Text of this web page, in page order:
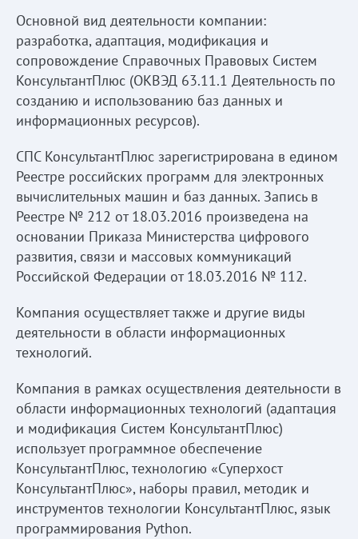
Основной вид деятельности компании:
разработка, адаптация, модификация и
сопровождение Справочных Правовых Систем
КонсультантПлюс (ОКВЭД 63.11.1 Деятельность по
созданию и использованию баз данных и
информационных ресурсов).
СПС КонсультантПлюс зарегистрирована в едином
Реестре российских программ для электронных
вычислительных машин и баз данных. Запись в
Реестре № 212 от 18.03.2016 произведена на
основании Приказа Министерства цифрового
развития, связи и массовых коммуникаций
Российской Федерации от 18.03.2016 № 112.
Компания осуществляет также и другие виды
деятельности в области информационных
технологий.
Компания в рамках осуществления деятельности в
области информационных технологий (адаптация
и модификация Систем КонсультантПлюс)
использует программное обеспечение
КонсультантПлюс, технологию «Суперхост
КонсультантПлюс», наборы правил, методик и
инструментов технологии КонсультантПлюс, язык
программирования Python.